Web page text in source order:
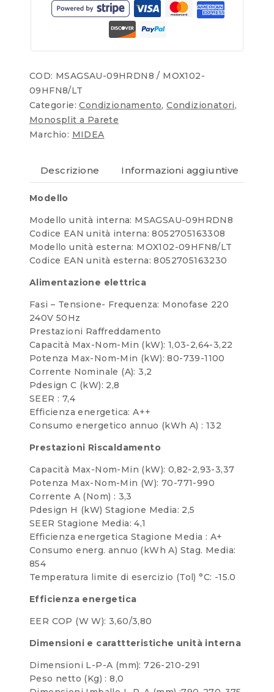
COD: MSAGSAU-09HRDN8 / MOX102-
09HFN8/LT
Categorie:Condizionamento,Condizionatori,
Monosplit a Parete
Marchio: MIDEA
Descrizione Informazioni aggiuntive
Modello
Modello unità interna: MSAGSAU-09HRDN8
Codice EAN unità interna: 8052705163308
Modello unità esterna: MOX102-09HFN8/LT
Codice EAN unità esterna: 8052705163230
Alimentazione elettrica
Fasi – Tensione- Frequenza: Monofase 220
240V 50Hz
Prestazioni Raffreddamento
Capacità Max-Nom-Min (kW): 1,03-2,64-3,22
Potenza Max-Nom-Min (kW): 80-739-1100
Corrente Nominale (A): 3,2
Pdesign C (kW): 2,8
SEER : 7,4
Efficienza energetica: A++
Consumo energetico annuo (kWh A) : 132
Prestazioni Riscaldamento
Capacità Max-Nom-Min (kW): 0,82-2,93-3,37
Potenza Max-Nom-Min (W): 70-771-990
Corrente A (Nom) : 3,3
Pdesign H (kW) Stagione Media: 2,5
SEER Stagione Media: 4,1
Efficienza energetica Stagione Media : A+
Consumo energ. annuo (kWh A) Stag. Media:
854
Temperatura limite di esercizio (Tol) °C: -15.0
Efficienza energetica
EER COP (W W): 3,60/3,80
Dimensioni e carattteristiche unità interna
Dimensioni L-P-A (mm): 726-210-291
Peso netto (Kg) : 8,0